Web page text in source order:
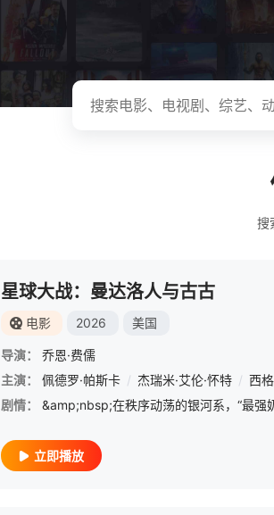
搜
星球大战：曼达洛人与古古
电影 2026 美国
导演：
乔恩·费儒
主演：
佩德罗·帕斯卡 / 杰瑞米·艾伦·怀特 / 西格妮
剧情：
立即播放